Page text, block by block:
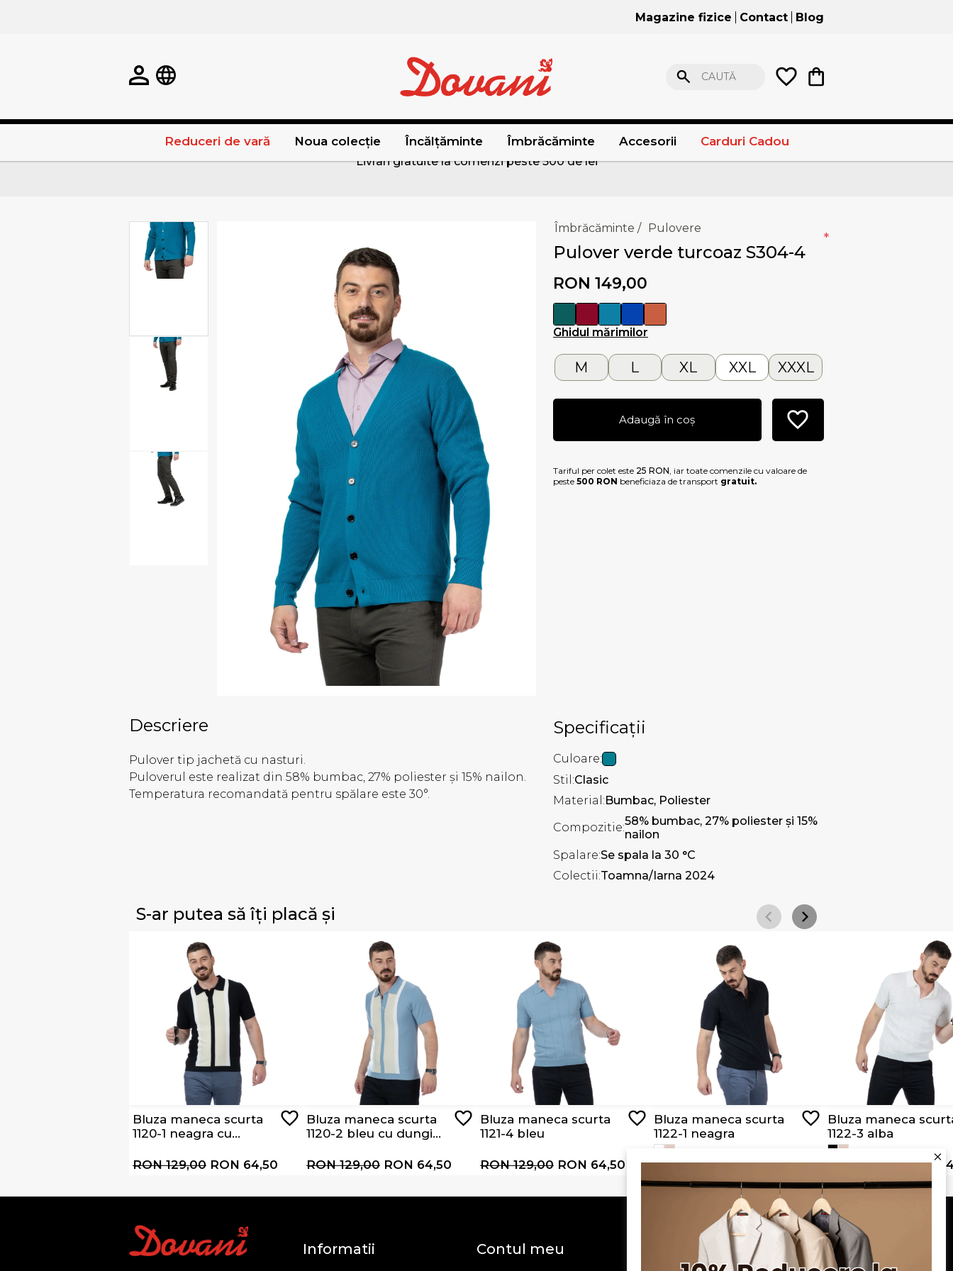
Magazine fizice Contact Blog
CAUTĂ
Reduceri de vară Noua colecție Încălțăminte Îmbrăcăminte Accesorii Carduri Cadou
Livrari gratuite la comenzi peste 500 de lei
Îmbrăcăminte / Pulovere
Pulover verde turcoaz S304-4
RON 149,00
Ghidul mărimilor
*
M L XL XXL XXXL
Adaugă în coș
Tariful per colet este 25 RON , iar toate comenzile cu valoare de
peste 500 RON beneficiaza de transport gratuit.
Descriere
Pulover tip jachetă cu nasturi.
Puloverul este realizat din 58% bumbac, 27% poliester și 15% nailon.
Temperatura recomandată pentru spălare este 30°.
Specificații
Culoare:
Stil:Clasic
Material:Bumbac, Poliester
Compozitie:58% bumbac, 27% poliester și 15%
nailon
Spalare:Se spala la 30 °C
Colectii:Toamna/Iarna 2024
S-ar putea să îți placă și
Bluza maneca scurta
1120-1 neagra cu
RON 129,00 RON 64,50
Bluza maneca scurta
1120-2 bleu cu dungi
RON 129,00 RON 64,50
Bluza maneca scurta
1121-4 bleu
RON 129,00 RON 64,50
Bluza maneca scurta
1122-1 neagra
RON 129,00 RON 64,50
Bluza maneca
1122-3 alba
RON 129,00 RON
Informatii Contul meu Serviciu clienți